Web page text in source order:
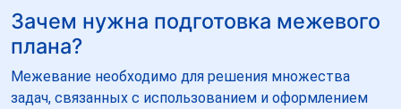
Зачем нужна подготовка межевого
плана?
Межевание необходимо для решения множества
задач, связанных с использованием и оформлением